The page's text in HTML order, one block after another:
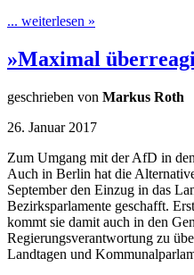
... weiterlesen »
»Maximal
geschrieben von Markus Roth
26. Januar 2017
Zum Umgang mit der AfD in
Auch in Berlin hat die
September den Einzug in das
Bezirksparlamente geschafft.
kommt sie damit auch in den
Regierungsverantwortung zu
Landtagen und